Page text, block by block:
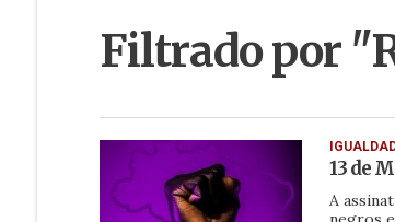
Filtrado por
13 de
A